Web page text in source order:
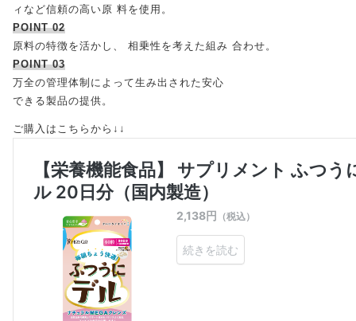
ィなど信頼の高い原 料を使用。
POINT 02
原料の特徴を活かし、 相乗性を考えた組み 合わせ。
POINT 03
万全の管理体制によって生み出された安心
できる製品の提供。
ご購入はこちらから↓↓